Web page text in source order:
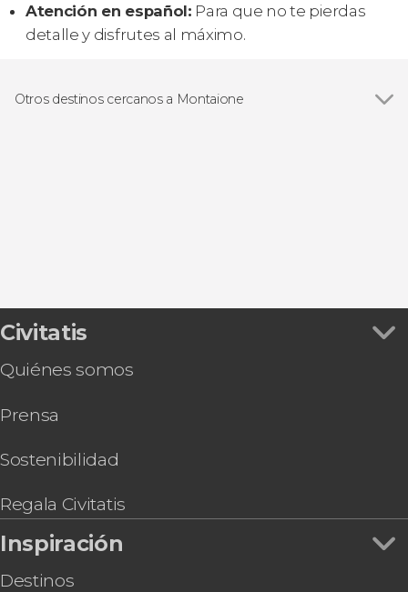
Atención en español: Para que no te pierdas
detalle y disfrutes al máximo.
Otros destinos cercanos a Montaione
Civitatis
Quiénes somos
Prensa
Sostenibilidad
Regala Civitatis
Inspiración
Destinos